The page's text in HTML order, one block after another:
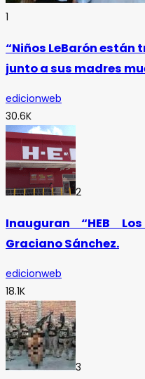
1
“Niños LeBarón
junto a sus madres
edicionweb
30.6K
2
Inauguran “HEB
Graciano Sánchez.
edicionweb
18.1K
3